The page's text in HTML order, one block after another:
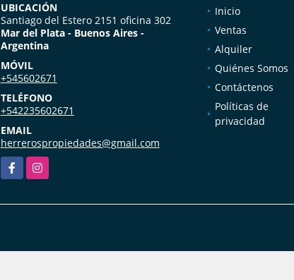
UBICACIÓN
Santiago del Estero 2151 oficina 302
Mar del Plata - Buenos Aires -
Argentina
MÓVIL
+545602671
TELÉFONO
+542235602671
EMAIL
herrerospropiedades@gmail.com
FacebookInstagram
Inicio
Ventas
Alquiler
Quiénes Somos
Contáctenos
Políticas de
privacidad